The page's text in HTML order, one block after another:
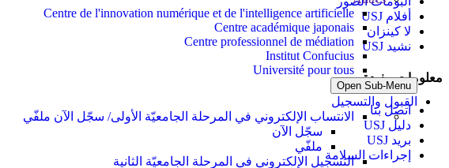
Centre de l'innovation numérique et de l'intelligence artificielle
Centre académique japonais
Centre professionnel de médiation
Institut Confucius
Université pour tous
Open Sub-Menu
القبول والتسجيل
الانتساب الإلكتروني في المرحلة الجامعيّة الأولى/ سجّل الآن ملفّي
سجّل الآن
ملفّي
التسجيل الإلكتروني في المرحلة الجامعيّة الثانية
أفلام USJ
لا كينزان
نشيد USJ
معلومات مفيدة
اتصل بنا
دليل USJ
بريد USJ
إجراءات السلامة